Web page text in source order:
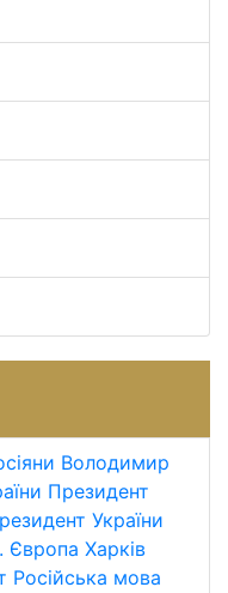
Володимир
Президент
України
Європа Харків
Російська мова